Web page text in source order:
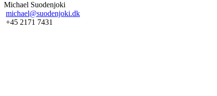
Michael Suodenjoki
michael@suodenjoki.dk
+45 2171 7431